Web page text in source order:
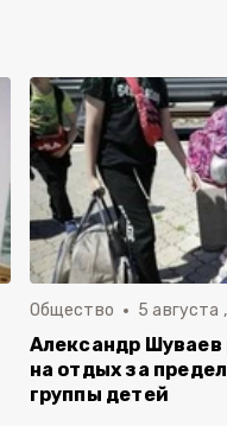
Общество 5 августа
Александр Шуваев
на отдых за
группы детей